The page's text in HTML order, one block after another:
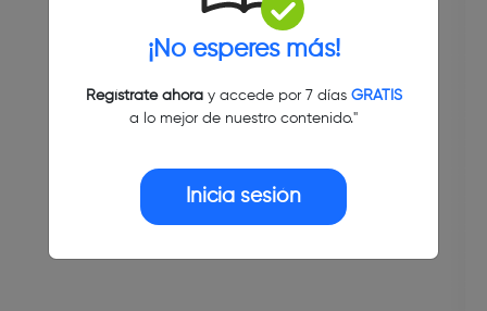
¡No esperes más!
Regístrate ahoray accede por 7 días GRATIS
a lo mejor de nuestro contenido."
Inicia sesión